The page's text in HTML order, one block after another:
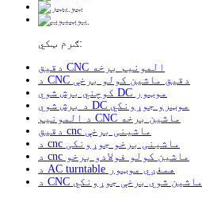
ګرم ټکي:
دقیق CNC المونیم برخه
د CNC دقیق ماشین کولو برخې
کوچني برش شوي DC موټور
د برش شوي DC موټرو جوړونکي
د المونیم CNC ماشین برخه
دقیق cnc ماشینی برخې
د cnc ماشینی برخو جوړونکی
د cnc ماشین کولو فولادو برخو
د AC turntable همغږي موټور
د CNC ماشین شوي برخې جوړونکي